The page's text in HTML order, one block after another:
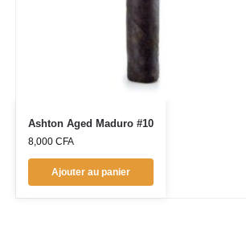
Ashton Aged Maduro #10
8,000 CFA
Ajouter au panier